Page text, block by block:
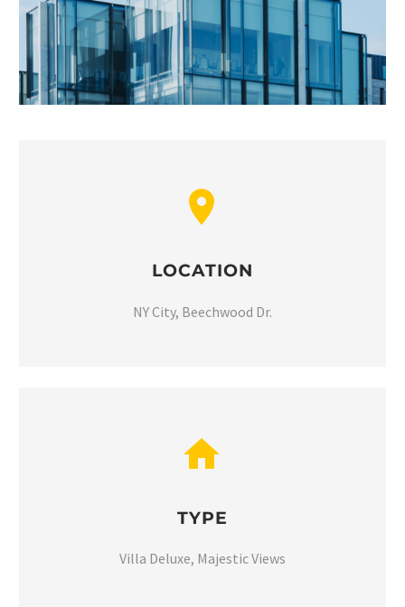


LOCATION
NY City, Beechwood Dr.


TYPE
Villa Deluxe, Majestic Views